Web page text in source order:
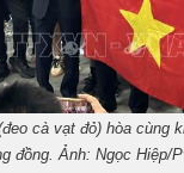
cà vạt đỏ) hòa cùng
đồng. Ảnh: Ngọc Hiệp/